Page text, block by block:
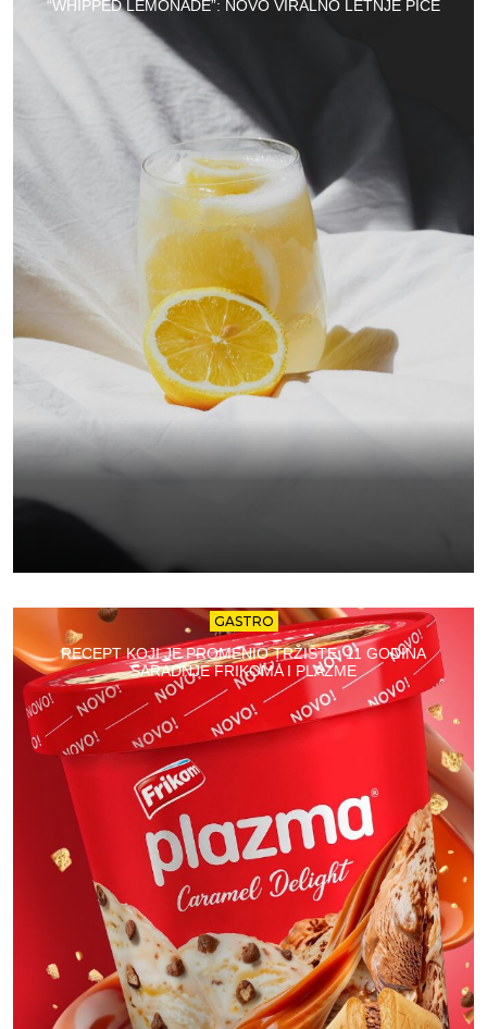
“WHIPPED LEMONADE”: NOVO VIRALNO LETNJE PIĆE
GASTRO
RECEPT KOJI JE PROMENIO TRŽIŠTE: 11 GODINA
SARADNJE FRIKOMA I PLAZME